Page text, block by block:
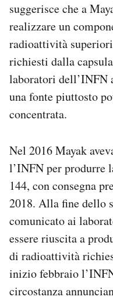
suggerisce che a
realizzare un
radioattività
richiesti dalla
laboratori dell’INFN
una fonte piuttosto
concentrata.
Nel 2016 Mayak
l’INFN per produrre
144, con consegna
2018. Alla fine dello
comunicato ai
essere riuscita a
di radioattività
inizio febbraio
circostanza